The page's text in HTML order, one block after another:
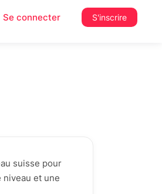
Se connecter S'inscrire
suisse pour
et une